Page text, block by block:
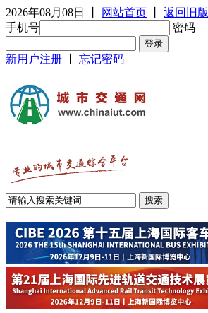
2026年08月08日 网站首页
返回旧版
手机号
密码
新用户注册 忘记密码